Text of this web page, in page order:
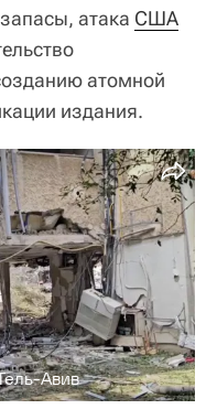
атака США
атомной
издания.
Авив